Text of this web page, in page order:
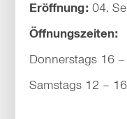
Eröffnung:04.
Öffnungszeiten:
Donnerstags 16
Samstags 12 –